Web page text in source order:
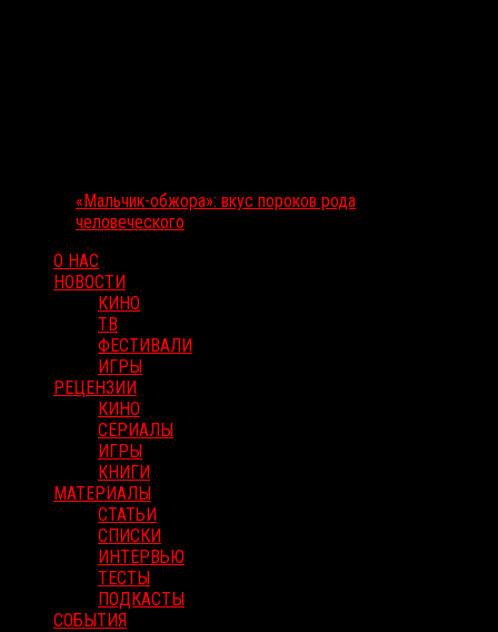
«Мальчик-обжора»: вкус пороков рода
человеческого
О НАС
НОВОСТИ
КИНО
ТВ
ФЕСТИВАЛИ
ИГРЫ
РЕЦЕНЗИИ
КИНО
СЕРИАЛЫ
ИГРЫ
КНИГИ
МАТЕРИАЛЫ
СТАТЬИ
СПИСКИ
ИНТЕРВЬЮ
ТЕСТЫ
ПОДКАСТЫ
СОБЫТИЯ